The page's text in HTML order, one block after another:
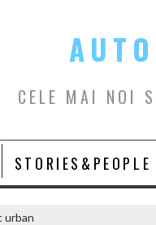
CELE MAI NOI
STORIES&PEOPLE
urban